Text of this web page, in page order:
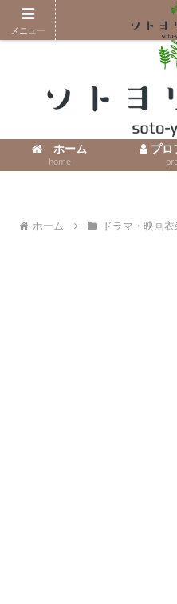
コンテンツへスキップ
ホーム
home
プロ
ホーム ドラマ・映画衣
メニュー